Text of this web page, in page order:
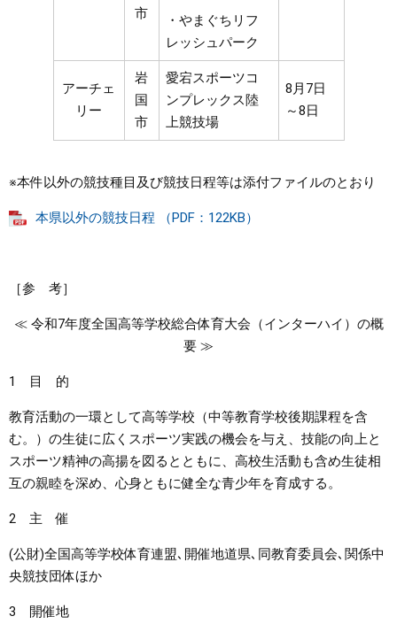
市
・やまぐちリフ
レッシュパーク
アーチェ
リー
岩
国
市
愛宕スポーツコ
ンプレックス陸
上競技場
8月7日
～8日
※本件以外の競技種目及び競技日程等は添付ファイルのとおり
本県以外の競技日程 （PDF：122KB）
［参 考］
≪ 令和7年度全国高等学校総合体育大会（インターハイ）の概
要 ≫
1 目 的
教育活動の一環として高等学校（中等教育学校後期課程を含
む。）の生徒に広くスポーツ実践の機会を与え、技能の向上と
スポーツ精神の高揚を図るとともに、高校生活動も含め生徒相
互の親睦を深め、心身ともに健全な青少年を育成する。
2 主 催
(公財)全国高等学校体育連盟､開催地道県､同教育委員会､関係中
央競技団体ほか
3 開催地